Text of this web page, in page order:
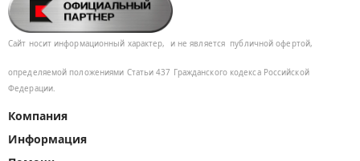
Сайт носит информационный характер, и не является публичной офертой,
определяемой положениями Статьи 437 Гражданского кодекса Российской
Федерации.
Компания
Информация